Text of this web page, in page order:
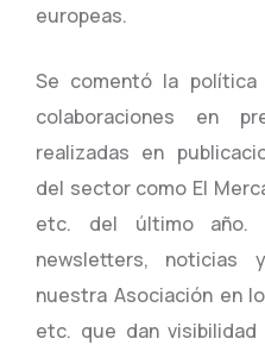
europeas.
Se comentó la
colaboraciones en
realizadas en
del sector como El
etc. del último año.
newsletters, noticias
nuestra Asociación en
etc. que dan